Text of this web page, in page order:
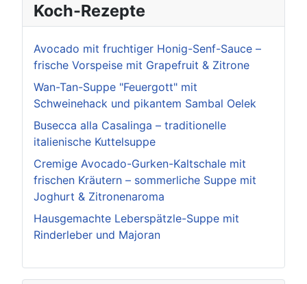
Koch-Rezepte
Avocado mit fruchtiger Honig-Senf-Sauce –
frische Vorspeise mit Grapefruit & Zitrone
Wan-Tan-Suppe "Feuergott" mit
Schweinehack und pikantem Sambal Oelek
Busecca alla Casalinga – traditionelle
italienische Kuttelsuppe
Cremige Avocado-Gurken-Kaltschale mit
frischen Kräutern – sommerliche Suppe mit
Joghurt & Zitronenaroma
Hausgemachte Leberspätzle-Suppe mit
Rinderleber und Majoran